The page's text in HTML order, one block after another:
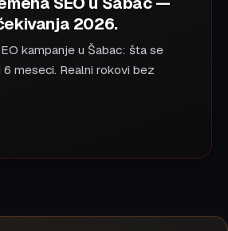
2026.
kampanje u Šabac: šta se
6 meseci. Realni rokovi bez